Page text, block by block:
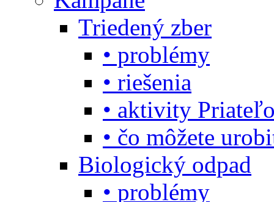
Triedený zber
• problémy
• riešenia
• aktivity
• čo môžete
Biologický odpad
• problémy